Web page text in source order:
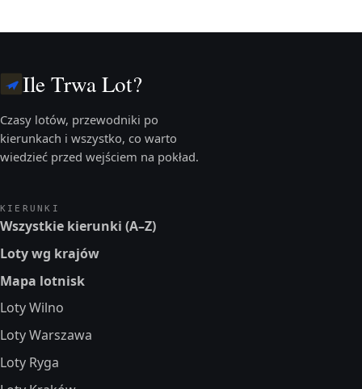
Ile Trwa Lot?
Czasy lotów, przewodniki po
kierunkach i wszystko, co warto
wiedzieć przed wejściem na pokład.
KIERUNKI
Wszystkie kierunki (A–Z)
Loty wg krajów
Mapa lotnisk
Loty Wilno
Loty Warszawa
Loty Ryga